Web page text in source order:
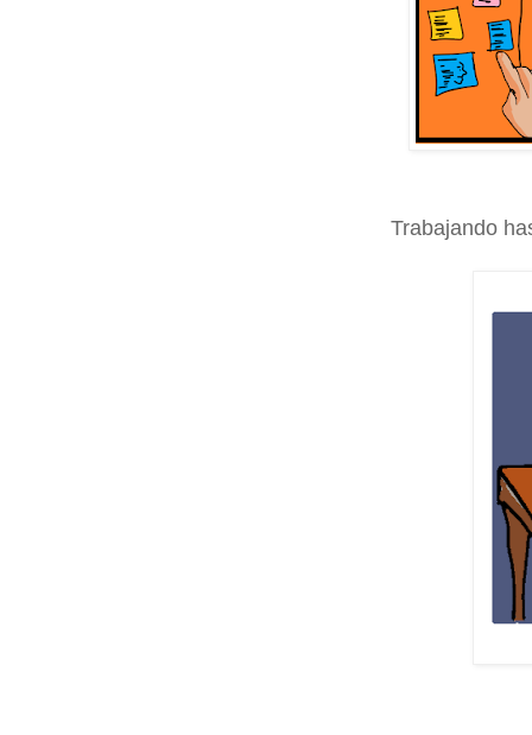
Trabajando